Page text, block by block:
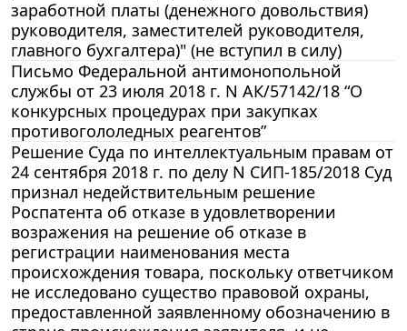
заработной платы (денежного довольствия)
руководителя, заместителей руководителя,
главного бухгалтера)" (не вступил в силу)
Письмо Федеральной антимонопольной
службы от 23 июля 2018 г. N АК/57142/18 “О
конкурсных процедурах при закупках
противогололедных реагентов”
Решение Суда по интеллектуальным правам от
24 сентября 2018 г. по делу N СИП-185/2018 Суд
признал недействительным решение
Роспатента об отказе в удовлетворении
возражения на решение об отказе в
регистрации наименования места
происхождения товара, поскольку ответчиком
не исследовано существо правовой охраны,
предоставленной заявленному обозначению в